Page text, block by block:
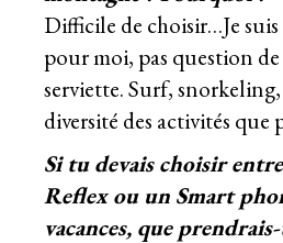
Difficile de choisir…Je
pour moi, pas question
serviette. Surf, snorkeling,
diversité des activités que
Si tu devais choisir
Reflex ou un Smart
vacances, que